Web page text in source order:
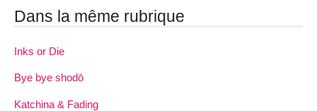
Dans la même rubrique
Inks or Die
Bye bye shodō
Katchina & Fading